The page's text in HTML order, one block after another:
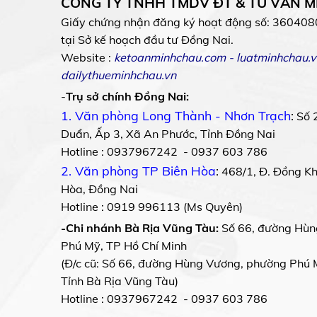
Giấy chứng nhận đăng ký hoạt động số:
tại Sở kế hoạch đầu tư Đồng Nai.
Website : ketoanminhchau.com-
dailythueminhchau.vn
-Trụ sở chính Đồng Nai:
1. Văn phòng Long Thành - Nhơn Trạch: Số
Duẩn, Ấp 3, Xã An Phước, Tỉnh Đồng Nai
Hotline : 0937967242 - 0937 603 786
2. Văn phòng TP Biên Hòa: 468/1, Đ. Đồng
Hòa, Đồng Nai
Hotline : 0919 996113 (Ms Quyên)
-Chi nhánh Bà Rịa Vũng Tàu: Số 66, đường
Phú Mỹ, TP Hồ Chí Minh
(Đ/c cũ: Số 66, đường Hùng Vương, phường Phú
Tỉnh Bà Rịa Vũng Tàu)
Hotline : 0937967242 - 0937 603 786